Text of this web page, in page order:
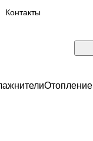
Контакты
Отопление